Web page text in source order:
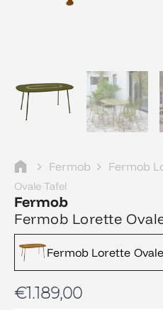
Fermob Fermob
Ovale Tafel
Fermob
Fermob Lorette
Fermob Lorette
€1.189,00